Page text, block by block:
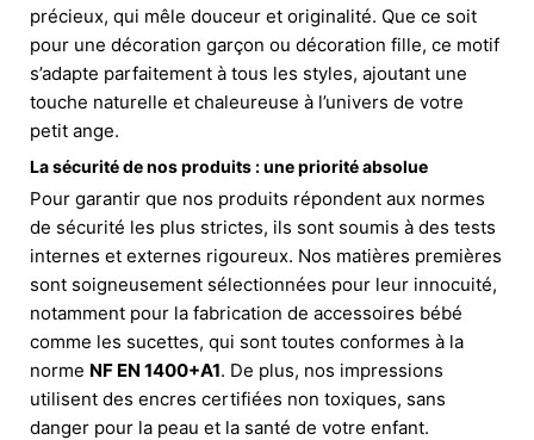
précieux, qui mêle douceur et originalité. Que ce soit
pour une décoration garçon ou décoration fille, ce motif
s’adapte parfaitement à tous les styles, ajoutant une
touche naturelle et chaleureuse à l’univers de votre
petit ange.
La sécurité de nos produits : une priorité absolue
Pour garantir que nos produits répondent aux normes
de sécurité les plus strictes, ils sont soumis à des tests
internes et externes rigoureux. Nos matières premières
sont soigneusement sélectionnées pour leur innocuité,
notamment pour la fabrication de accessoires bébé
comme les sucettes, qui sont toutes conformes à la
norme NF EN 1400+A1. De plus, nos impressions
utilisent des encres certifiées non toxiques, sans
danger pour la peau et la santé de votre enfant.